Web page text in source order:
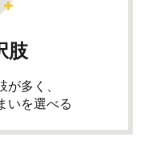
肢
多く、
いを選べる